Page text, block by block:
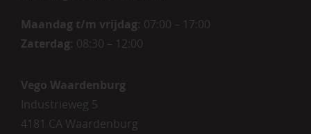
Maandag t/m vrijdag: 07:00 – 17:00
Zaterdag: 08:30 – 12:00
Vego Waardenburg
Industrieweg 5
4181 CA Waardenburg